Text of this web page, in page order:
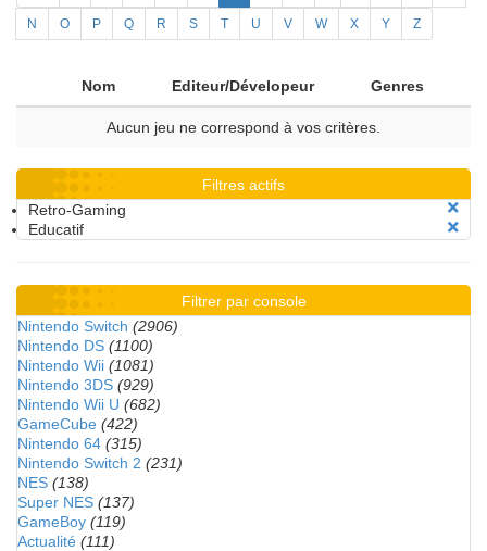
N O P Q R S T U V W X Y Z
Nom Editeur/Dévelopeur Genres
Aucun jeu ne correspond à vos critères.
Filtres actifs
Retro-Gaming
Educatif
Filtrer par console
Nintendo Switch (2906)
Nintendo DS (1100)
Nintendo Wii (1081)
Nintendo 3DS (929)
Nintendo Wii U (682)
GameCube (422)
Nintendo 64 (315)
Nintendo Switch 2 (231)
NES (138)
Super NES (137)
GameBoy (119)
Actualité (111)